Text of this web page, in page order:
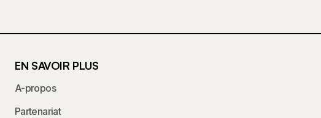
EN SAVOIR PLUS
A-propos
Partenariat